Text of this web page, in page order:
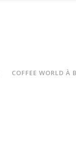
COFFEE WORLD À